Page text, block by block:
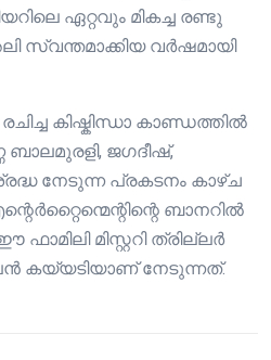
ഏറ്റവും മികച്ച രണ്ടു
സ്വന്തമാക്കിയ വർഷമായി
കിഷ്കിന്ധാ കാണ്ഡത്തിൽ
ജഗദീഷ്,
നേടുന്ന പ്രകടനം കാഴ്ച
ബാനറിൽ
മിസ്റ്ററി ത്രില്ലർ
കയ്യടിയാണ് നേടുന്നത്.